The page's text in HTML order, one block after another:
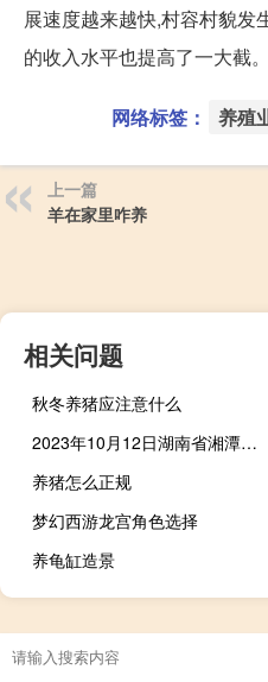
展速度越来越快,村容村貌发
的收入水平也提高了一大截
网络标签： 养殖
上一篇
羊在家里咋养
相关问题
秋冬养猪应注意什么
2023年10月12日湖南省湘潭市疫情大数据-今日/今天疫情全网搜索最新实时消息动态情况通知播报
养猪怎么正规
梦幻西游龙宫角色选择
养龟缸造景